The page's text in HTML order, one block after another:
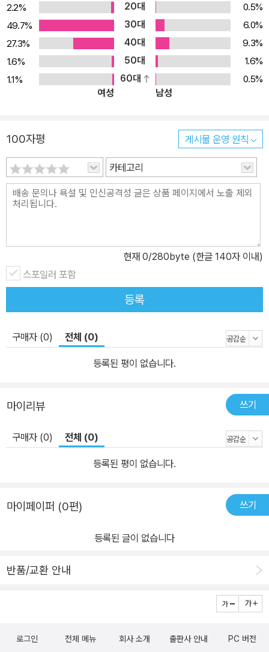
만 많이 읽으면 될까요? 낱말 학습에도 일정한 단계와 순서가 있습니
다! * 낱말 학습의 3단계 1 이미 아는 낱말 확인하기 낱말의 의미와
용법 배우기 이해력 2 모르는 낱말의 의미와 용법 알기 낱말의 구성
원리 이해하고 적용하기 구성력 3 새로운 낱말 만들기 다양한 사고를
통해 새 낱말 만들어 보기 사고력 낱말을 언제 어떻게 사용해야 하는
가 살펴보고 연습하는 것은 낱말을 배우는 좋은 방법입니다. 사전을
데 도움이 되지만 실제 이해나 표현 능력을 길러 주지 않습니다. 낱말
을 배우는 가장 좋은 방법은 많은 예문을 접하고 또 예문을 만들어 보
는 일입니다. 낱말을 비교하고 대조하면서, 문장 속에서 사용하고, 글
속에서 확인하면서 낱말의 용법을 알게 되기 때문입니다. <기적의 낱
말 학습>에서는 낱말 공부를 낱말에서 그치는 것이 아니라 하나의 낱
말에서 시작하여 문장, 문장에서 글로 확대하는 과정을 담고 있습니
러나 이보다 높은 수준의 단계는 배우지 않은 낱말의 의미도 미루어
알 수 있고 또 그 용법을 아는 수준입니다. 이것은 낱말을 하나씩 분리
하여 배우는 방법으로 도달할 수 있는 수준이 아닙니다. 낱말을 그 내
적 특성에 따라 유형화하고, 그 내적 특성을 일정한 원리로 분석한 후,
다양한 예를 통해 연습하게 해야 합니다. <기적의 낱말 학습>은 이런
과정을 충분히 연습하게 해 주어 배우지 않은 낱말의 의미와 용법도
알 수 있도록 하였습니다. 낱말을 배우면서 학습자 스스로 낱말을 만
들 수 있다면 낱말 학습의 단계에서 가장 높은 수준에 도달한 것입니
로운 낱말까지 만드는 일은 사고력이 점점 높아지는 과정이기도 합니
다. 사물에 이름을 붙이는 일은 고등 사고력을 요하기 때문입니다. 이
책 <기적의 낱말 학습>은 이런 고등 사고력을 새로운 낱말을 만들기
로 간단히 연습하면서 실제로 사고력을 기를 수 있도록 유도하였습니
인을 토대로, 새로운 낱말을 이해하는 방법을 자연스럽게 익힐 수 있
증진 - 같은 계열군의 다양한 낱말을 통해 창의력 및 사고력을 증진시
2.2%
20대
0.5%
49.7%
30대
6.0%
27.3%
40대
9.3%
1.6%
50대
1.6%
1.1%
60대
0.5%
여성
남성
100자평 게시물 운영 원칙
카테고리
현재 0/280byte (한글 140자 이내)
스포일러 포함
등록
구매자 (0) 전체 (0)
등록된 평이 없습니다.
마이리뷰 쓰기
구매자 (0) 전체 (0)
등록된 평이 없습니다.
마이페이퍼 (0편) 쓰기
등록된 글이 없습니다
반품/교환 안내
로그인 전체 메뉴 회사 소개 출판사 안내 PC 버전